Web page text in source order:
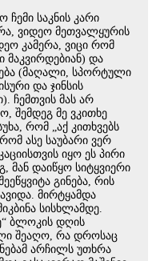
ჩემი საკნის კარი
ვიდეო მეთვალყურის
კამერა, ვიცი რომ
მაკვირდებიან) და
(მაღალი, სპორტული
და ჯინსის
ჩემთვის მას არ
შემდეგ მე ვკითხე
რომ „აქ კითხვებს
ასე საუბარი ვერ
იყო ეს პირი
მან დაიწყო სიტყვიერი
გინება, რის
მირტყამდა
სისხლამდე.
ბლოკის დღის
შეაღო, რა დროსაც
არჩილს უთხრა